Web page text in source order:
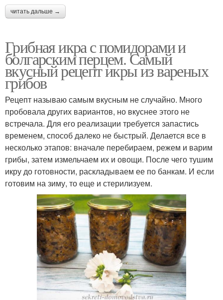
читать дальше →
Грибная икра с помидорами и
болгарским перцем. Самый
вкусный рецепт икры из вареных
грибов
Рецепт называю самым вкусным не случайно. Много
пробовала других вариантов, но вкуснее этого не
встречала. Для его реализации требуется запастись
временем, способ далеко не быстрый. Делается все в
несколько этапов: вначале перебираем, режем и варим
грибы, затем измельчаем их и овощи. После чего тушим
икру до готовности, раскладываем ее по банкам. И если
готовим на зиму, то еще и стерилизуем.